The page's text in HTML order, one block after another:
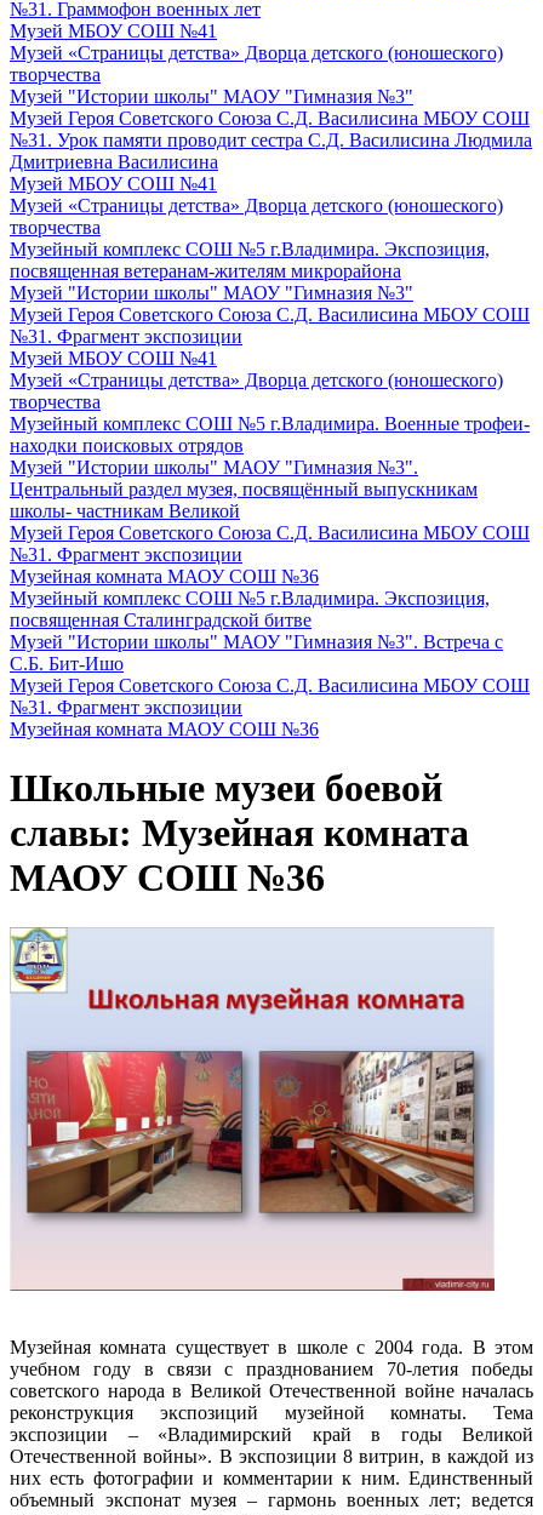
№31. Граммофон военных лет
Музей МБОУ СОШ №41
Музей «Страницы детства» Дворца детского (юношеского)
творчества
Музей "Истории школы" МАОУ "Гимназия №3"
Музей Героя Советского Союза С.Д. Василисина МБОУ СОШ
№31. Урок памяти проводит сестра С.Д. Василисина Людмила
Дмитриевна Василисина
Музей МБОУ СОШ №41
Музей «Страницы детства» Дворца детского (юношеского)
творчества
Музейный комплекс СОШ №5 г.Владимира. Экспозиция,
посвященная ветеранам-жителям микрорайона
Музей "Истории школы" МАОУ "Гимназия №3"
Музей Героя Советского Союза С.Д. Василисина МБОУ СОШ
№31. Фрагмент экспозиции
Музей МБОУ СОШ №41
Музей «Страницы детства» Дворца детского (юношеского)
творчества
Музейный комплекс СОШ №5 г.Владимира. Военные трофеи-
находки поисковых отрядов
Музей "Истории школы" МАОУ "Гимназия №3".
Центральный раздел музея, посвящённый выпускникам
школы- частникам Великой
Музей Героя Советского Союза С.Д. Василисина МБОУ СОШ
№31. Фрагмент экспозиции
Музейная комната МАОУ СОШ №36
Музейный комплекс СОШ №5 г.Владимира. Экспозиция,
посвященная Сталинградской битве
Музей "Истории школы" МАОУ "Гимназия №3". Встреча с
С.Б. Бит-Ишо
Музей Героя Советского Союза С.Д. Василисина МБОУ СОШ
№31. Фрагмент экспозиции
Музейная комната МАОУ СОШ №36
Школьные музеи боевой
славы: Музейная комната
МАОУ СОШ №36
Музейная комната существует в школе с 2004 года. В этом
учебном году в связи с празднованием 70-летия победы
советского народа в Великой Отечественной войне началась
реконструкция экспозиций музейной комнаты. Тема
экспозиции – «Владимирский край в годы Великой
Отечественной войны». В экспозиции 8 витрин, в каждой из
них есть фотографии и комментарии к ним. Единственный
объемный экспонат музея – гармонь военных лет; ведется